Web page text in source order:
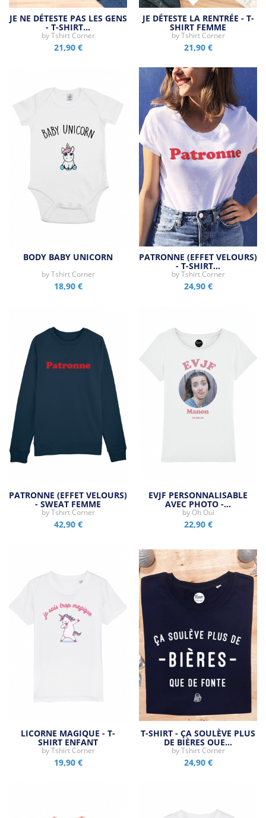
JE NE DÉTESTE PAS LES GENS
- T-SHIRT…
byTshirt Corner
21,90 €
JE DÉTESTE LA RENTRÉE - T-
SHIRT FEMME
byTshirt Corner
21,90 €
BODY BABY UNICORN
byTshirt Corner
18,90 €
PATRONNE (EFFET VELOURS)
- T-SHIRT…
byTshirt Corner
24,90 €
PATRONNE (EFFET VELOURS)
- SWEAT FEMME
byTshirt Corner
42,90 €
EVJF PERSONNALISABLE
AVEC PHOTO -…
by Oh Oui
22,90 €
LICORNE MAGIQUE - T-
SHIRT ENFANT
byTshirt Corner
19,90 €
T-SHIRT - ÇA SOULÈVE PLUS
DE BIÈRES QUE…
byTshirt Corner
24,90 €